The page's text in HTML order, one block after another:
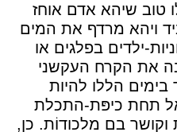
טוב שיהא אדם אוחז
ויהא מרדף את המים
ילדים בפלגים או
את הקרח העקשני
הללו להיות
תחת כיפּת-התכלת
בם מלכודוֹת. כן,